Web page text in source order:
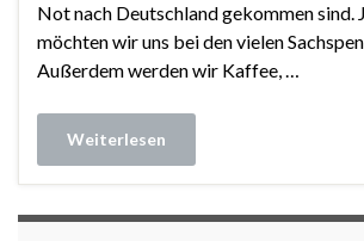
Not nach Deutschland gekommen sind.
möchten wir uns bei den vielen
Außerdem werden wir Kaffee, …
Weiterlesen